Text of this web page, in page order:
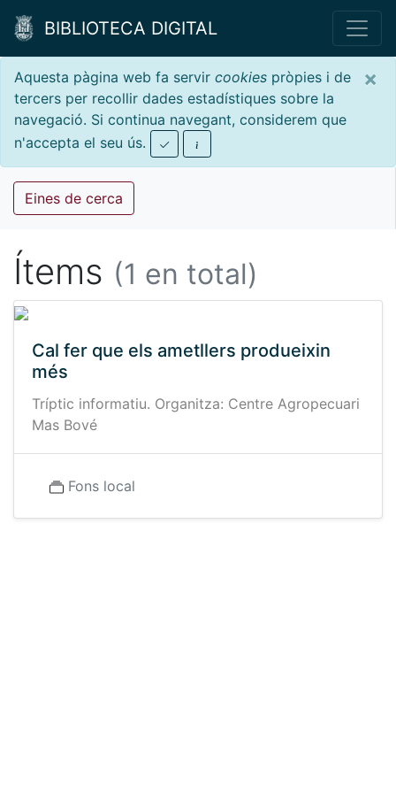
BIBLIOTECA DIGITAL
×
Aquesta pàgina web fa servir cookies pròpies i de
tercers per recollir dades estadístiques sobre la
navegació. Si continua navegant, considerem que
n'accepta el seu ús.
Eines de cerca
Ítems (1 en total)
Cal fer que els ametllers produeixin
més
Tríptic informatiu. Organitza: Centre Agropecuari
Mas Bové
Fons local